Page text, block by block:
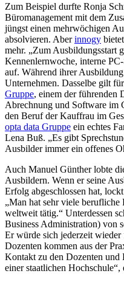
Zum Beispiel durfte Ronja
Büromanagement mit dem
jüngst einen mehrwöchigen
absolvieren. Aberinnogy
mehr. „Zum Ausbildungsstart
Kennenlernwoche, interne
auf. Während ihrer
Unternehmen. Dasselbe gilt
Gruppe, einem der führenden
Abrechnung und Software im
den Beruf der Kauffrau im
opta data Gruppe ein echtes
Lena Buß. „Es gibt
Ausbilder immer ein offenes
Auch Manuel Günther lobte
Ausbildern. Wenn er seine
Erfolg abgeschlossen hat,
„Man hat sehr viele
weltweit tätig.“ Unterdessen
Business Administration) von
Er würde sich jederzeit
Dozenten kommen aus der
Kontakt zu den Dozenten und
einer staatlichen